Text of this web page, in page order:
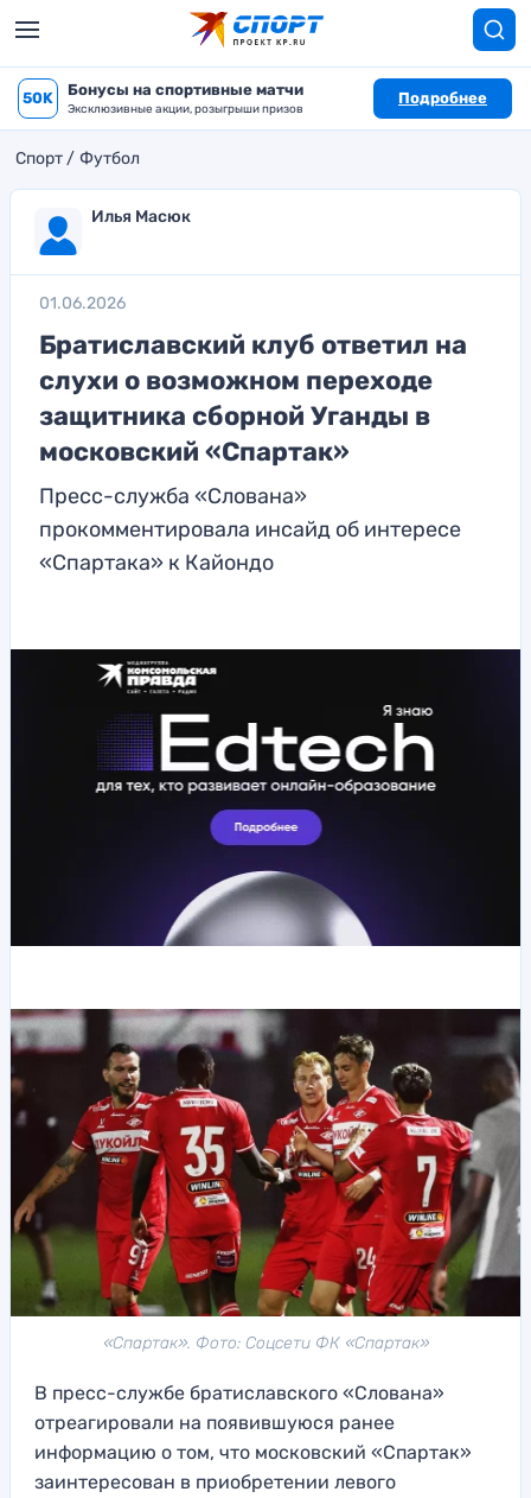
50K Бонусы на спортивные матчи
Эксклюзивные акции, розыгрыши призов
Подробнее
Спорт Футбол
Илья Масюк
01.06.2026
Братиславский клуб ответил на
слухи о возможном переходе
защитника сборной Уганды в
московский «Спартак»
Пресс-служба «Слована»
прокомментировала инсайд об интересе
«Спартака» к Кайондо
«Спартак». Фото: Соцсети ФК «Спартак»
В пресс-службе братиславского «Слована»
отреагировали на появившуюся ранее
информацию о том, что московский «Спартак»
заинтересован в приобретении левого